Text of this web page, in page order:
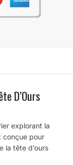
D’Ours
explorant la
conçue pour
la tête d’ours